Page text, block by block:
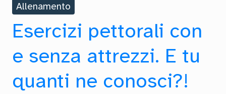
Allenamento
Esercizi pettorali con
e senza attrezzi. E tu
quanti ne conosci?!